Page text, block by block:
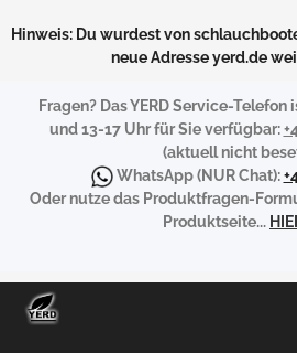
Hinweis: Du wurdest von
neue Adresse yerd.de
Fragen? Das YERD Service-
und 13-17 Uhr für Sie verfügbar:
(aktuell nicht
WhatsApp(NUR Chat):
Oder nutze das Produktfragen-
Produktseite...